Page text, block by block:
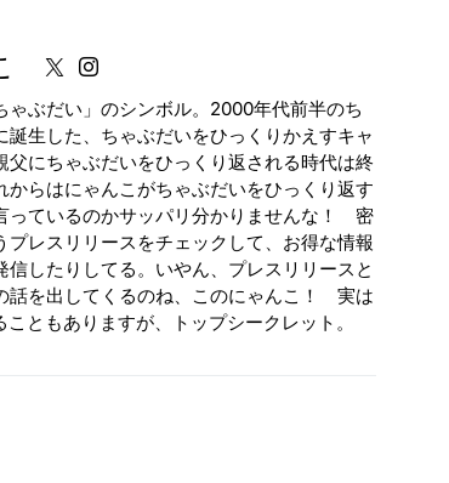
ゃぶだい」のシンボル。2000年代前半のち
誕生した、ちゃぶだいをひっくりかえすキャ
父にちゃぶだいをひっくり返される時代は終
からはにゃんこがちゃぶだいをひっくり返す
っているのかサッパリ分かりませんな！ 密
プレスリリースをチェックして、お得な情報
信したりしてる。いやん、プレスリリースと
話を出してくるのね、このにゃんこ！ 実は
ともありますが、トップシークレット。